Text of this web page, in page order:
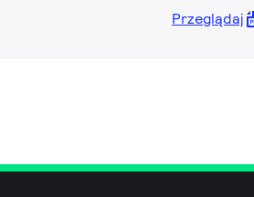
Przeglądaj